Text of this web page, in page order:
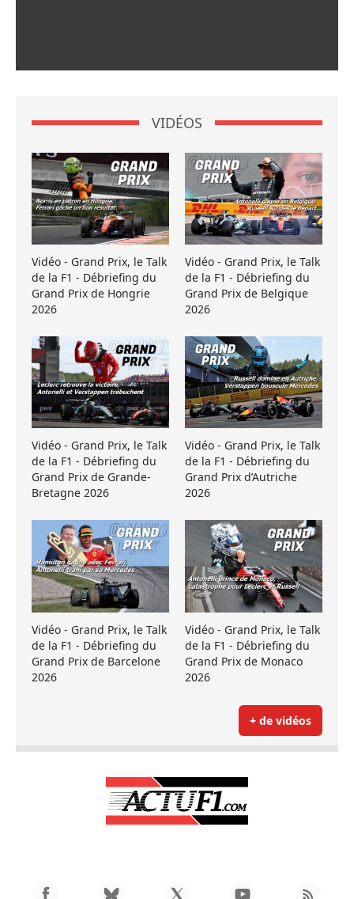
VIDÉOS
Vidéo - Grand Prix, le Talk
de la F1 - Débriefing du
Grand Prix de Hongrie
2026
Vidéo - Grand Prix, le Talk
de la F1 - Débriefing du
Grand Prix de Belgique
2026
Vidéo - Grand Prix, le Talk
de la F1 - Débriefing du
Grand Prix de Grande-
Bretagne 2026
Vidéo - Grand Prix, le Talk
de la F1 - Débriefing du
Grand Prix d’Autriche
2026
Vidéo - Grand Prix, le Talk
de la F1 - Débriefing du
Grand Prix de Barcelone
2026
Vidéo - Grand Prix, le Talk
de la F1 - Débriefing du
Grand Prix de Monaco
2026
+ de vidéos